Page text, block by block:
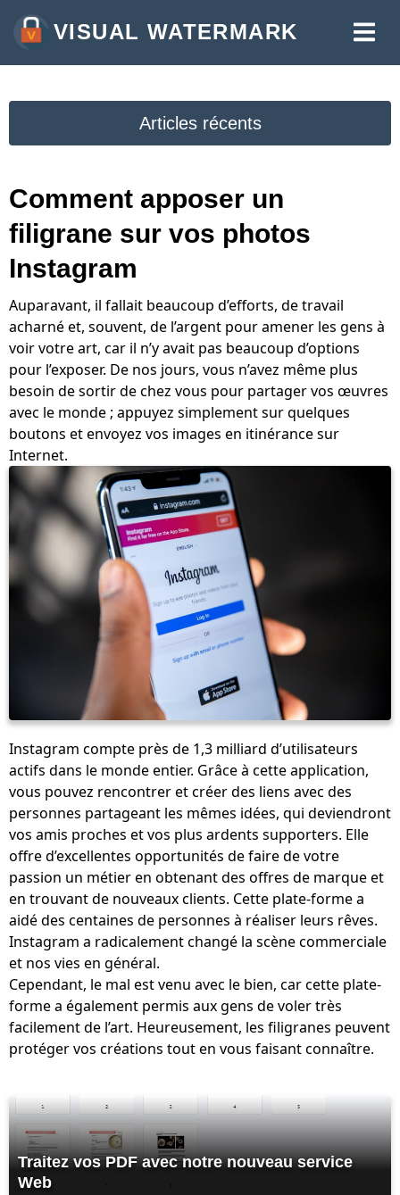
VISUAL WATERMARK
AJOUTER UN FILIGRANE PHOTO
APPOSER UN FILIGRANE VIDÉO
RECADRER LES IMAGES
COMPRESSER DES PHOTOS
AJOUTER DU TEXTE SUR UNE PHOTO
CONVERTIR EN JPG
FLOUTER LES IMAGES
SUPPORT:
CONTACTEZ NOUS
RESTAURER VOTRE CLÉ D'ACTIVATION
COMMENT FAIRE UN FILIGRANE SUR DES
PHOTOS
COMMENT CRÉER DES FILIGRANES SUR
DES VIDÉOS
TÉLÉCHARGER
Articles récents
Comment apposer un
filigrane sur vos photos
Instagram
Auparavant, il fallait beaucoup d’efforts, de travail
acharné et, souvent, de l’argent pour amener les gens à
voir votre art, car il n’y avait pas beaucoup d’options
pour l’exposer. De nos jours, vous n’avez même plus
besoin de sortir de chez vous pour partager vos œuvres
avec le monde ; appuyez simplement sur quelques
boutons et envoyez vos images en itinérance sur
Internet.
Instagram compte près de 1,3 milliard d’utilisateurs
actifs dans le monde entier. Grâce à cette application,
vous pouvez rencontrer et créer des liens avec des
personnes partageant les mêmes idées, qui deviendront
vos amis proches et vos plus ardents supporters. Elle
offre d’excellentes opportunités de faire de votre
passion un métier en obtenant des offres de marque et
en trouvant de nouveaux clients. Cette plate-forme a
aidé des centaines de personnes à réaliser leurs rêves.
Instagram a radicalement changé la scène commerciale
et nos vies en général.
Cependant, le mal est venu avec le bien, car cette plate-
forme a également permis aux gens de voler très
facilement de l’art. Heureusement, les filigranes peuvent
protéger vos créations tout en vous faisant connaître.
Traitez vos PDF avec notre nouveau service
Web